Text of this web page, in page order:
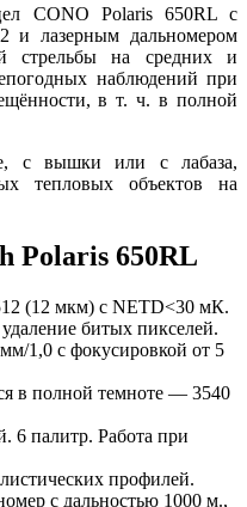
CONO Polaris 650RL с
и лазерным дальномером
стрельбы на средних и
наблюдений при
в т. ч. в полной
с вышки или с лабаза,
тепловых объектов на
Polaris 650RL
(12 мкм) с NETD<30 мК.
битых пикселей.
1,0 с фокусировкой от 5
в полной темноте — 3540
6 палитр. Работа при
профилей.
с дальностью 1000 м.,